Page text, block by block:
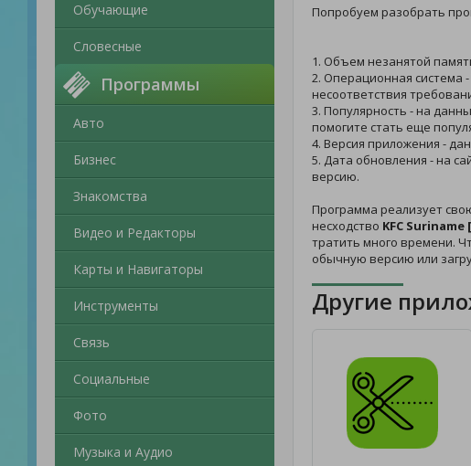
Обучающие
Словесные
Программы
Авто
Бизнес
Знакомства
Видео и Редакторы
Карты и Навигаторы
Инструменты
Связь
Социальные
Фото
Музыка и Аудио
Попробуем разобрать
1. Объем незанятой
2. Операционная система
несоответствия
3. Популярность - на
помогите стать еще
4. Версия приложения -
5. Дата обновления - на
версию.
Программа реализует
несходство KFC
тратить много времени.
обычную версию или
Другие